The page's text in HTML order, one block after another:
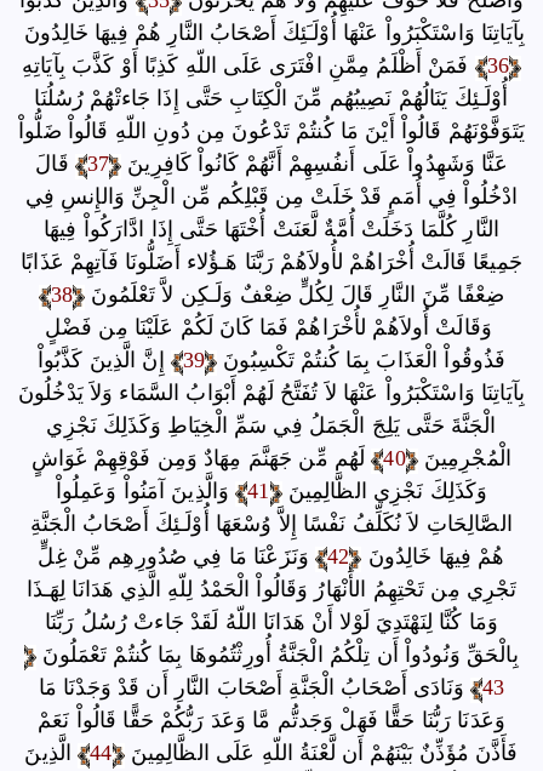
بِآيَاتِنَا وَاسْتَكْبَرُواْ عَنْهَا أُوْلَـَئِكَ أَصْحَابُ النَّارِ هُمْ فِيهَا خَالِدُونَ
36
فَمَنْ أَظْلَمُ مِمَّنِ افْتَرَى عَلَى اللّهِ كَذِبًا أَوْ كَذَّبَ بِآيَاتِهِ
أُوْلَـئِكَ يَنَالُهُمْ نَصِيبُهُم مِّنَ الْكِتَابِ حَتَّى إِذَا جَاءتْهُمْ رُسُلُنَا
يَتَوَفَّوْنَهُمْ قَالُواْ أَيْنَ مَا كُنتُمْ تَدْعُونَ مِن دُونِ اللّهِ قَالُواْ ضَلُّواْ
عَنَّا وَشَهِدُواْ عَلَى أَنفُسِهِمْ أَنَّهُمْ كَانُواْ كَافِرِينَ
37
قَالَ
ادْخُلُواْ فِي أُمَمٍ قَدْ خَلَتْ مِن قَبْلِكُم مِّن الْجِنِّ وَالإِنسِ فِي
النَّارِ كُلَّمَا دَخَلَتْ أُمَّةٌ لَّعَنَتْ أُخْتَهَا حَتَّى إِذَا ادَّارَكُواْ فِيهَا
جَمِيعًا قَالَتْ أُخْرَاهُمْ لأُولاَهُمْ رَبَّنَا هَـؤُلاء أَضَلُّونَا فَآتِهِمْ عَذَابًا
ضِعْفًا مِّنَ النَّارِ قَالَ لِكُلٍّ ضِعْفٌ وَلَـكِن لاَّ تَعْلَمُونَ
38
وَقَالَتْ أُولاَهُمْ لأُخْرَاهُمْ فَمَا كَانَ لَكُمْ عَلَيْنَا مِن فَضْلٍ
فَذُوقُواْ الْعَذَابَ بِمَا كُنتُمْ تَكْسِبُونَ
39
إِنَّ الَّذِينَ كَذَّبُواْ
بِآيَاتِنَا وَاسْتَكْبَرُواْ عَنْهَا لاَ تُفَتَّحُ لَهُمْ أَبْوَابُ السَّمَاء وَلاَ يَدْخُلُونَ
الْجَنَّةَ حَتَّى يَلِجَ الْجَمَلُ فِي سَمِّ الْخِيَاطِ وَكَذَلِكَ نَجْزِي
الْمُجْرِمِينَ 40 لَهُم مِّن جَهَنَّمَ مِهَادٌ وَمِن فَوْقِهِمْ غَوَاشٍ
وَكَذَلِكَ نَجْزِي الظَّالِمِينَ
41 وَالَّذِينَ آمَنُواْ وَعَمِلُواْ
الصَّالِحَاتِ لاَ نُكَلِّفُ نَفْسًا إِلاَّ وُسْعَهَا أُوْلَـئِكَ أَصْحَابُ الْجَنَّةِ
هُمْ فِيهَا خَالِدُونَ
42 وَنَزَعْنَا مَا فِي صُدُورِهِم مِّنْ غِلٍّ
تَجْرِي مِن تَحْتِهِمُ الأَنْهَارُ وَقَالُواْ الْحَمْدُ لِلّهِ الَّذِي هَدَانَا لِهَـذَا
وَمَا كُنَّا لِنَهْتَدِيَ لَوْلا أَنْ هَدَانَا اللّهُ لَقَدْ جَاءتْ رُسُلُ رَبِّنَا
بِالْحَقِّ وَنُودُواْ أَن تِلْكُمُ الْجَنَّةُ أُورِثْتُمُوهَا بِمَا كُنتُمْ تَعْمَلُونَ
43 وَنَادَى أَصْحَابُ الْجَنَّةِ أَصْحَابَ النَّارِ أَن قَدْ وَجَدْنَا مَا
وَعَدَنَا رَبُّنَا حَقًّا فَهَلْ وَجَدتُّم مَّا وَعَدَ رَبُّكُمْ حَقًّا قَالُواْ نَعَمْ
فَأَذَّنَ مُؤَذِّنٌ بَيْنَهُمْ أَن لَّعْنَةُ اللّهِ عَلَى الظَّالِمِينَ 44 الَّذِينَ